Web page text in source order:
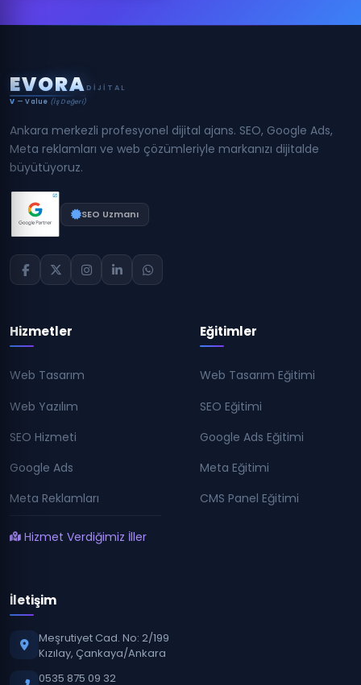
EVORA DIJITAL
V — Value (İş Değeri)
Ankara merkezli profesyonel dijital ajans. SEO, Google Ads,
Meta reklamları ve web çözümleriyle markanızı dijitalde
büyütüyoruz.
SEO Uzmanı
Hizmetler
Web Tasarım
Web Yazılım
SEO Hizmeti
Google Ads
Meta Reklamları
Hizmet Verdiğimiz İller
Eğitimler
Web Tasarım Eğitimi
SEO Eğitimi
Google Ads Eğitimi
Meta Eğitimi
CMS Panel Eğitimi
İletişim
Meşrutiyet Cad. No: 2/199
Kızılay, Çankaya/Ankara
0535 875 09 32